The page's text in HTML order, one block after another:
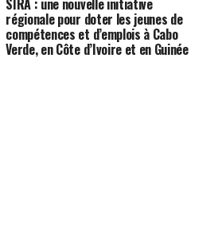
régionale pour doter les jeunes de
compétences et d’emplois à Cabo
Verde, en Côte d’Ivoire et en Guinée